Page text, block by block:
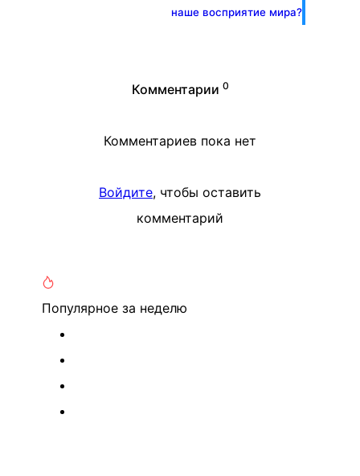
наше восприятие мира?
Комментарии 0
Комментариев пока нет
Войдите, чтобы оставить
комментарий
Популярное за неделю